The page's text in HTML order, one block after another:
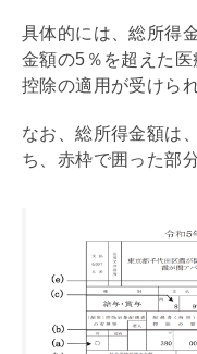
具体的には、総所得
金額の5％を超えた
控除の適用が受けら
なお、総所得金額は
ち、赤枠で囲った部